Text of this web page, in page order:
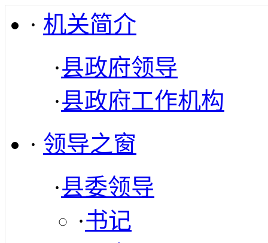
· 机关简介
·县政府领导
·县政府工作机构
· 领导之窗
·县委领导
·书记